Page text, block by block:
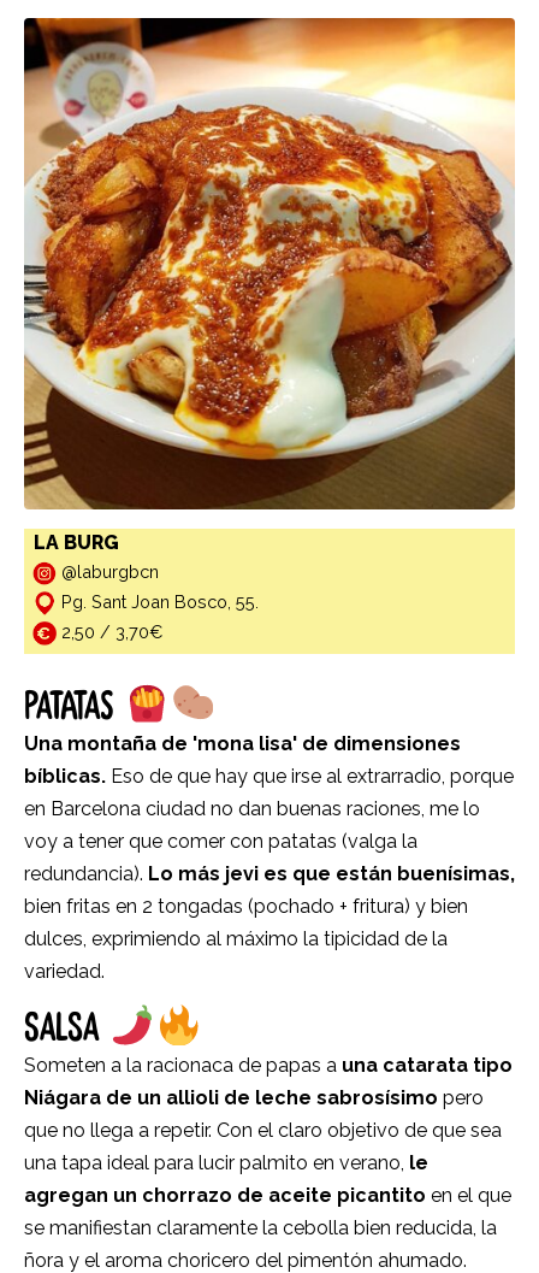
LA BURG
@laburgbcn
Pg. Sant Joan Bosco, 55.
2,50 / 3,70€
PATATAS
Una montaña de 'mona lisa' de dimensiones
bíblicas. Eso de que hay que irse al extrarradio, porque
en Barcelona ciudad no dan buenas raciones, me lo
voy a tener que comer con patatas (valga la
redundancia). Lo más jevi es que están buenísimas,
bien fritas en 2 tongadas (pochado + fritura) y bien
dulces, exprimiendo al máximo la tipicidad de la
variedad.
SALSA
Someten a la racionaca de papas a una catarata tipo
Niágara de un allioli de leche sabrosísimo pero
que no llega a repetir. Con el claro objetivo de que sea
una tapa ideal para lucir palmito en verano, le
agregan un chorrazo de aceite picantito en el que
se manifiestan claramente la cebolla bien reducida, la
ñora y el aroma choricero del pimentón ahumado.